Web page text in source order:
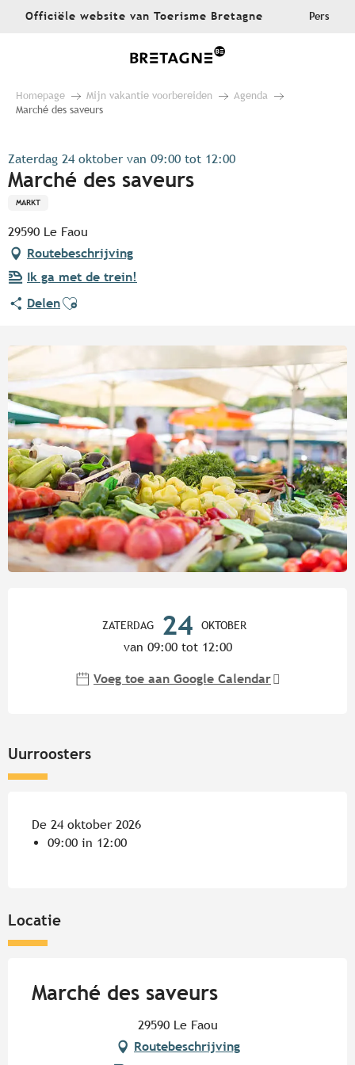
AllerOfficiële website van Toerisme Bretagne Pers
Homepage Mijn vakantie voorbereiden
Agenda
Marché des saveurs
Zaterdag 24 oktober van 09:00 tot 12:00
Marché des saveurs
MARKT
29590 Le Faou
Routebeschrijving
Ik ga met de trein!
DelenAjouter aux favoris
ZATERDAG 24 OKTOBER
van 09:00 tot 12:00
Voeg toe aan Google Calendar
Uurroosters
De 24 oktober 2026
09:00 in 12:00
Locatie
Marché des saveurs
29590 Le Faou
Routebeschrijving